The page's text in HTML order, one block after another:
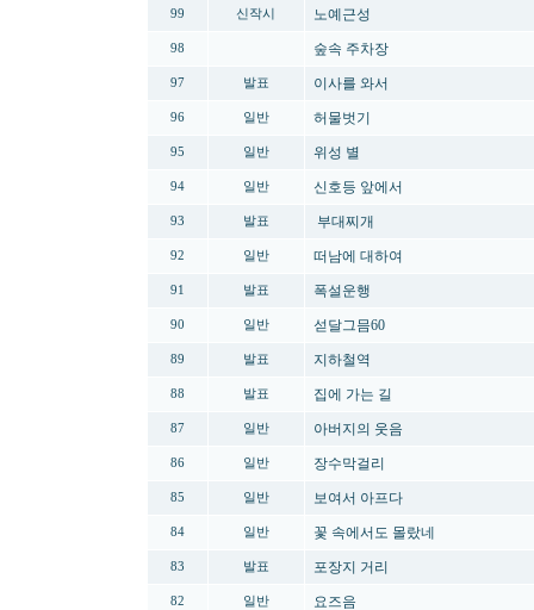
99 신작시 노예근성
98 숲속 주차장
97 발표 이사를 와서
96 일반 허물벗기
95 일반 위성 별
94 일반 신호등 앞에서
93 발표 부대찌개
92 일반 떠남에 대하여
91 발표 폭설운행
90 일반 섣달그믐60
89 발표 지하철역
88 발표 집에 가는 길
87 일반 아버지의 웃음
86 일반 장수막걸리
85 일반 보여서 아프다
84 일반 꽃 속에서도 몰랐네
83 발표 포장지 거리
82 일반 요즈음